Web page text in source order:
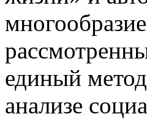
единый
анализе